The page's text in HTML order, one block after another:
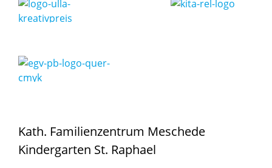
Kath. Familienzentrum Meschede
Kindergarten St. Raphael